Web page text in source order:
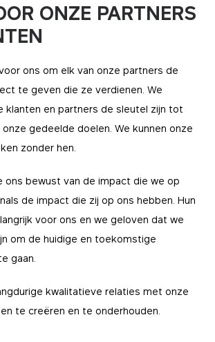
ONZE PARTNERS
ons om elk van onze partners de
te geven die ze verdienen. We
klanten en partners de sleutel zijn tot
gedeelde doelen. We kunnen onze
zonder hen.
ons bewust van de impact die we op
de impact die zij op ons hebben. Hun
voor ons en we geloven dat we
om de huidige en toekomstige
gaan.
kwalitatieve relaties met onze
te creëren en te onderhouden.